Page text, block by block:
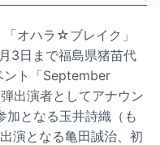
オハラ☆ブレイク」
3日まで福島県猪苗代
ント「September
出演者としてアナウン
加となる玉井詩織（も
演となる亀田誠治、初